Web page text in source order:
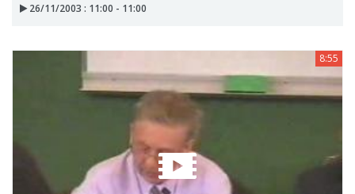
26/11/2003 : 11:00 - 11:00
8:55